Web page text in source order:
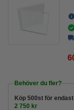
Behöver du fler?
Köp 500st för endast
2 750 kr